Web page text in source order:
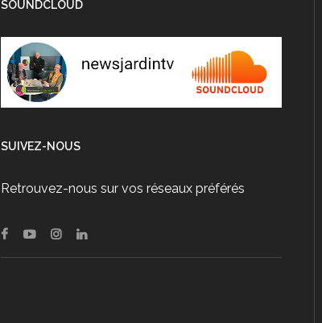
SOUNDCLOUD
SUIVEZ-NOUS
Retrouvez-nous sur vos réseaux préférés